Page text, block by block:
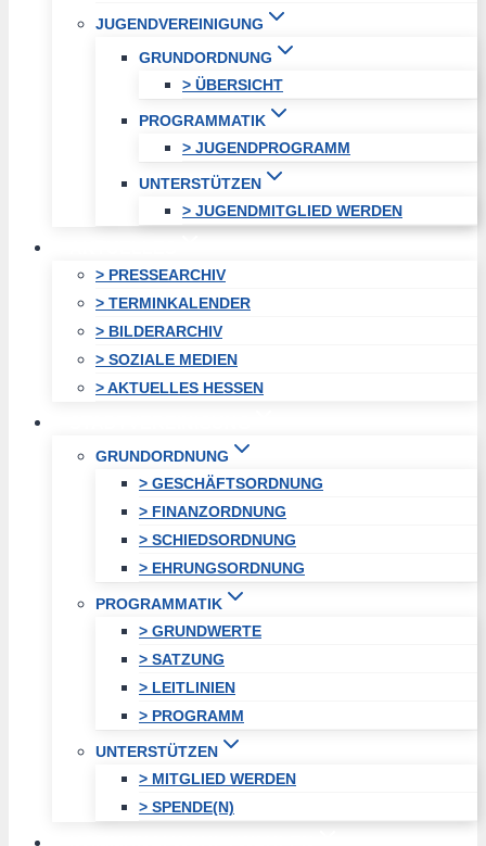
JUGENDVEREINIGUNG
GRUNDORDNUNG
> ÜBERSICHT
PROGRAMMATIK
> JUGENDPROGRAMM
UNTERSTÜTZEN
> JUGENDMITGLIED WERDEN
> PRESSEARCHIV
> TERMINKALENDER
> BILDERARCHIV
> SOZIALE MEDIEN
> AKTUELLES HESSEN
GRUNDORDNUNG
> GESCHÄFTSORDNUNG
> FINANZORDNUNG
> SCHIEDSORDNUNG
> EHRUNGSORDNUNG
PROGRAMMATIK
> GRUNDWERTE
> SATZUNG
> LEITLINIEN
> PROGRAMM
UNTERSTÜTZEN
> MITGLIED WERDEN
> SPENDE(N)